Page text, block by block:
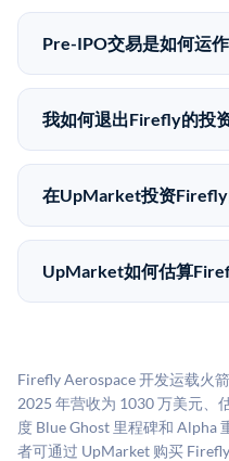
50,000美元。UpMarket
自2019年以来已经纪超过
Pre-IPO投资存在重大风
味着没有公开市场可以快
可能全部损失的准备。私
可能大幅波动。投资者应
Pre-IPO交易是如何运
在Pre-IPO交易中，合格
股东（如员工、早期投资
为FINRA注册的经纪交易
理合规、文件和结算事宜
我如何退出Firefly的投
Pre-IPO持股主要有两种
售给其他买家，或持有直
市场条件。任何退出的时
做好多年持有的准备。
在UpMarket投资Firefly
UpMarket上大多数Pre-
50,000美元。具体金额
UpMarket如何估算
司可比倍数应用私有公
息不对称。此估值不构成
格存在重大差异。
Firefly Aerospace 开发运载火
2025 年营收为 1030 万美元、
度 Blue Ghost 里程碑和
者可通过 UpMarket 购买 Firefly